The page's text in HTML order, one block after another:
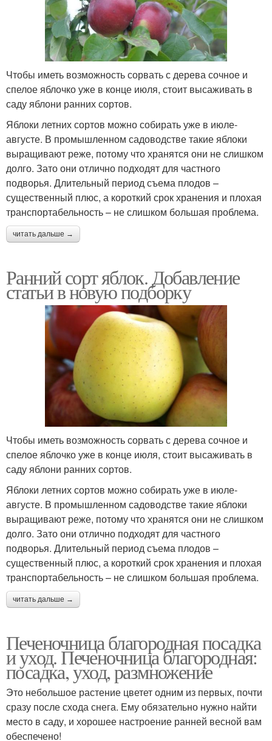
Чтобы иметь возможность сорвать с дерева сочное и
спелое яблочко уже в конце июля, стоит высаживать в
саду яблони ранних сортов.
Яблоки летних сортов можно собирать уже в июле-
августе. В промышленном садоводстве такие яблоки
выращивают реже, потому что хранятся они не слишком
долго. Зато они отлично подходят для частного
подворья. Длительный период съема плодов –
существенный плюс, а короткий срок хранения и плохая
транспортабельность – не слишком большая проблема.
читать дальше →
Ранний сорт яблок. Добавление
статьи в новую подборку
Чтобы иметь возможность сорвать с дерева сочное и
спелое яблочко уже в конце июля, стоит высаживать в
саду яблони ранних сортов.
Яблоки летних сортов можно собирать уже в июле-
августе. В промышленном садоводстве такие яблоки
выращивают реже, потому что хранятся они не слишком
долго. Зато они отлично подходят для частного
подворья. Длительный период съема плодов –
существенный плюс, а короткий срок хранения и плохая
транспортабельность – не слишком большая проблема.
читать дальше →
Печеночница благородная посадка
и уход. Печеночница благородная:
посадка, уход, размножение
Это небольшое растение цветет одним из первых, почти
сразу после схода снега. Ему обязательно нужно найти
место в саду, и хорошее настроение ранней весной вам
обеспечено!